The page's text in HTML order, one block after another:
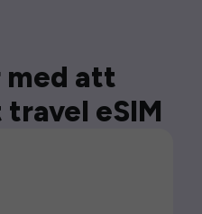
med att
eSIM